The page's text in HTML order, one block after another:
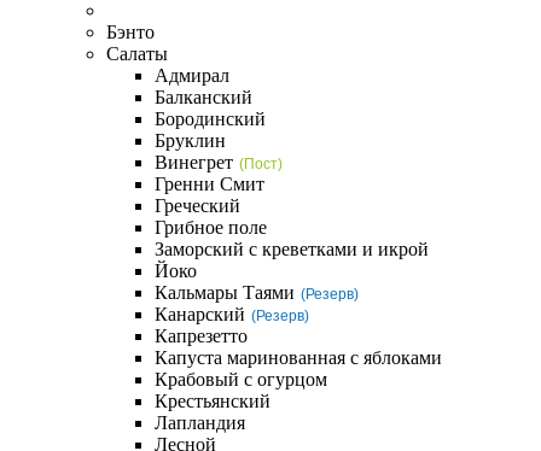
Бэнто
Салаты
Адмирал
Балканский
Бородинский
Бруклин
Винегрет (Пост)
Гренни Смит
Греческий
Грибное поле
Заморский с креветками и икрой
Йоко
Кальмары Таями (Резерв)
Канарский (Резерв)
Капрезетто
Капуста маринованная с яблоками
Крабовый с огурцом
Крестьянский
Лапландия
Лесной